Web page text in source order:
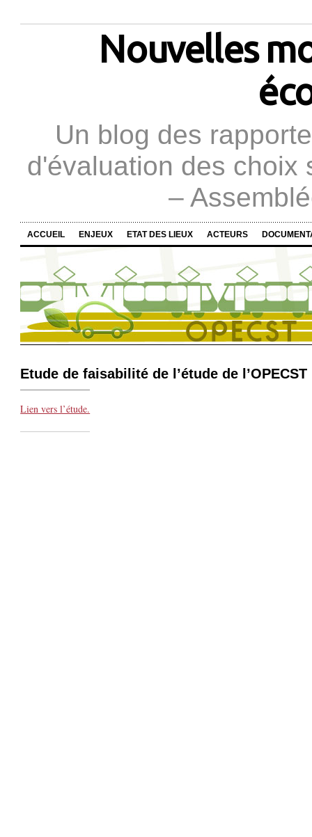
Nouvelles
Un blog des
d'évaluation des choix
–
ACCUEIL ENJEUX ETAT DES LIEUX ACTEURS
Etude de faisabilité de l’étude de l’OPECST
Lien vers l’étude.